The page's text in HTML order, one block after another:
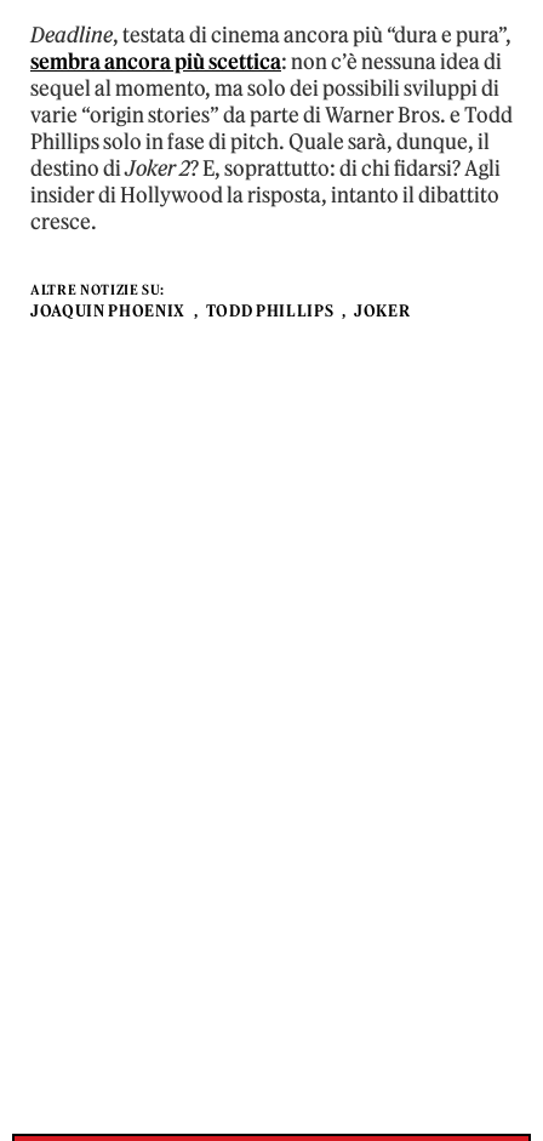
Deadline, testata di cinema ancora più “dura e pura”,
sembra ancora più scettica: non c’è nessuna idea di
sequel al momento, ma solo dei possibili sviluppi di
varie “origin stories” da parte di Warner Bros. e Todd
Phillips solo in fase di pitch. Quale sarà, dunque, il
destino diJoker 2? E, soprattutto: di chi fidarsi? Agli
insider di Hollywood la risposta, intanto il dibattito
cresce.
ALTRE NOTIZIE SU:
JOAQUIN PHOENIX TODD PHILLIPS JOKER